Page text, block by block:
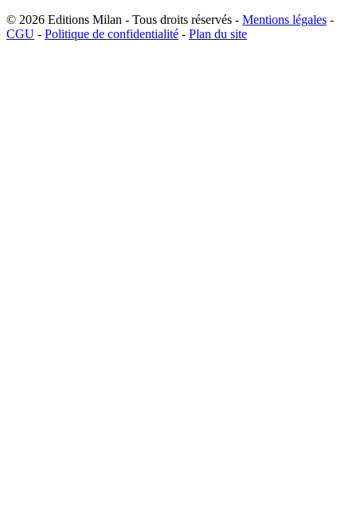
© 2026 Editions Milan - Tous droits réservés - Mentions légales -
CGU - Politique de confidentialité - Plan du site